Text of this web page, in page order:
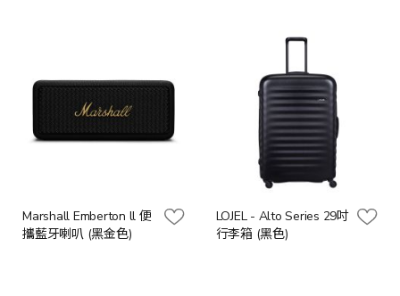
Marshall Emberton ll 便
攜藍牙喇叭 (黑金色)
LOJEL - Alto Series 29吋
行李箱 (黑色)